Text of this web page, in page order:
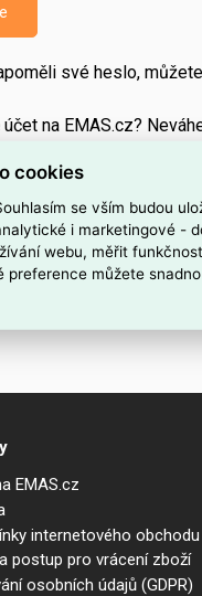
své heslo,
na EMAS.cz?
EMAS.cz
internetového obchodu
postup pro vrácení zboží
osobních údajů (GDPR)
cookies
se vším budou
i marketingové -
webu, měřit
preference můžete